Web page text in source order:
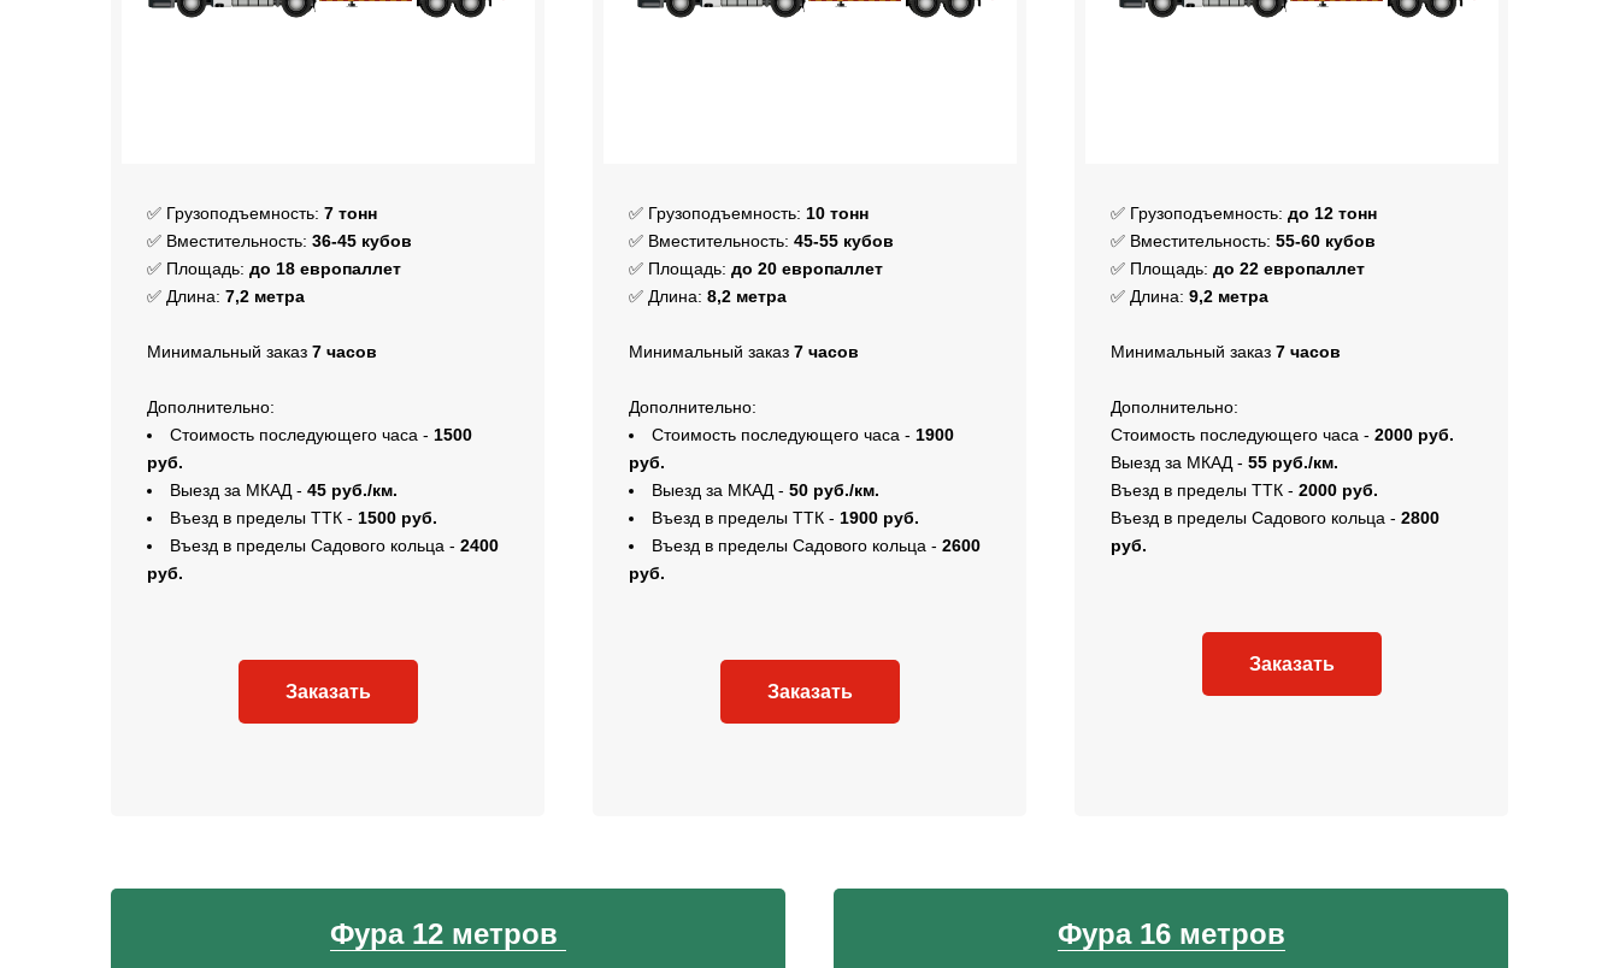
✅ Грузоподъемность: 7 тонн
✅ Вместительность: 36-45 кубов
✅ Площадь: до 18 европаллет
✅ Длина: 7,2 метра
Минимальный заказ 7 часов
Дополнительно:
Стоимость последующего часа - 1500
руб.
Выезд за МКАД - 45 руб./км.
Въезд в пределы ТТК - 1500 руб.
Въезд в пределы Садового кольца - 2400
руб.
Заказать
✅ Грузоподъемность: 10 тонн
✅ Вместительность: 45-55 кубов
✅ Площадь: до 20 европаллет
✅ Длина: 8,2 метра
Минимальный заказ 7 часов
Дополнительно:
Стоимость последующего часа - 1900
руб.
Выезд за МКАД - 50 руб./км.
Въезд в пределы ТТК - 1900 руб.
Въезд в пределы Садового кольца - 2600
руб.
Заказать
✅ Грузоподъемность: до 12 тонн
✅ Вместительность: 55-60 кубов
✅ Площадь: до 22 европаллет
✅ Длина: 9,2 метра
Минимальный заказ 7 часов
Дополнительно:
Стоимость последующего часа - 2000 руб.
Выезд за МКАД - 55 руб./км.
Въезд в пределы ТТК - 2000 руб.
Въезд в пределы Садового кольца - 2800
руб.
Заказать
Фура 12 метров Фура 16 метров